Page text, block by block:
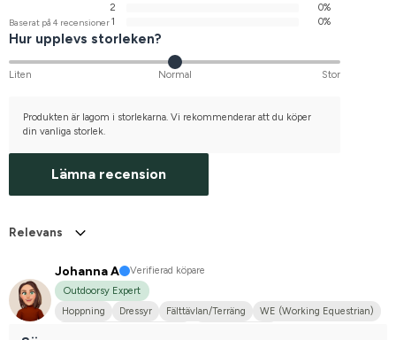
Baserat på 4 recensioner
2
0%
1
0%
Hur upplevs storleken?
Liten Normal Stor
Produkten är lagom i storlekarna. Vi rekommenderar att du köper
din vanliga storlek.
Lämna recension
Relevans
Johanna A
Verifierad köpare
Outdoorsy Expert
Hoppning
Dressyr Fälttävlan/Terräng
WE (Working Equestrian)